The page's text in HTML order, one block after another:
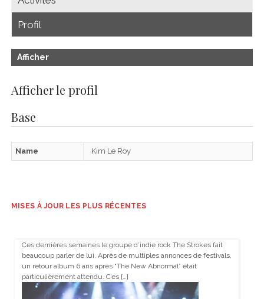
Profil
Afficher
Afficher le profil
Base
Name Kim Le Roy
MISES À JOUR LES PLUS RÉCENTES
Ces dernières semaines le groupe d’indie rock The Strokes fait
beaucoup parler de lui. Après de multiples annonces de festivals,
un retour album 6 ans après “The New Abnormal” était
particulièrement attendu. C’es […]